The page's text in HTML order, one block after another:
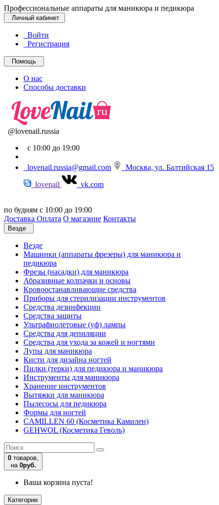
Профессиональные аппараты для маникюра и педикюра
Личный кабинет
Войти
Регистрация
Помощь
О нас
Способы доставки
@lovenail.russia
с 10:00 до 19:00
lovenail.russia@gmail.com Москва, ул. Балтийская 15
lovenail vk.com
по будням с 10:00 до 19:00
Доставка Оплата О магазине Контакты
Везде
Везде
Машинки (аппараты фрезеры) для маникюра и
педикюра
Фрезы (насадки) для маникюра
Абразивные колпачки и основы
Кровоостанавливающие средства
Приборы для стерилизации инструментов
Средства дезинфекции
Средства защиты
Ультрафиолетовые (уф) лампы
Средства для депиляции
Средства для ухода за кожей и ногтями
Лупы для маникюра
Кисти для дизайна ногтей
Пилки (терки) для педикюра и маникюра
Инструменты для маникюра
Хранение инструментов
Вытяжки для маникюра
Пылесосы для педикюра
Формы для ногтей
CAMILLEN 60 (Косметика Камилен)
GEHWOL (Косметика Геволь)
0 товаров,
на 0руб.
Ваша корзина пуста!
Категории